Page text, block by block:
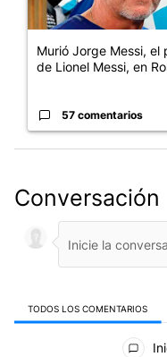
Murió Jorge Messi, el
de Lionel Messi, en
57 comentarios
Conversación
TODOS LOS COMENTARIOS
Todos los